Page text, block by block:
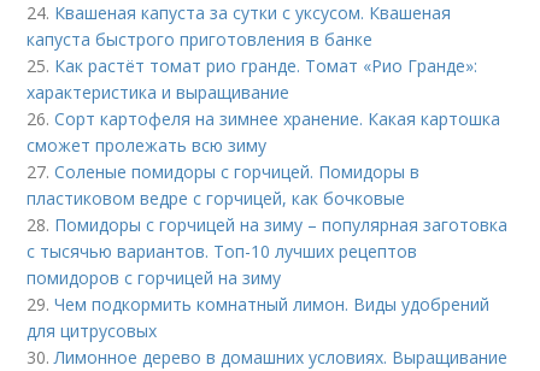
24. Квашеная капуста за сутки с уксусом. Квашеная
капуста быстрого приготовления в банке
25. Как растёт томат рио гранде. Томат «Рио Гранде»:
характеристика и выращивание
26.Сорт картофеля на зимнее хранение. Какая картошка
сможет пролежать всю зиму
27.Соленые помидоры с горчицей. Помидоры в
пластиковом ведре с горчицей, как бочковые
28. Помидоры с горчицей на зиму – популярная заготовка
с тысячью вариантов. Топ-10 лучших рецептов
помидоров с горчицей на зиму
29.Чем подкормить комнатный лимон. Виды удобрений
для цитрусовых
30.Лимонное дерево в домашних условиях. Выращивание